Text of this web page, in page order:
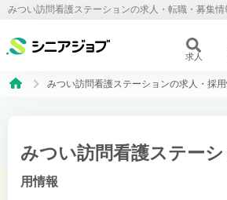
みつい訪問看護ステーションの求人・転職・募集情
求人
みつい訪問看護ステーションの求人・採
みつい訪問看護ステー
用情報